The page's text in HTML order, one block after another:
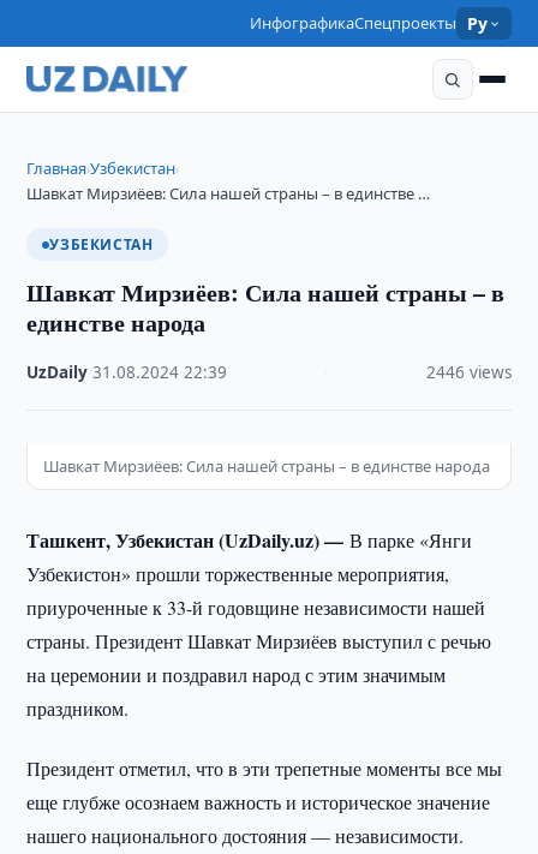
ИнфографикаСпецпроекты Ру
Главная›Узбекистан›
Шавкат Мирзиёев: Сила нашей страны – в единстве …
УЗБЕКИСТАН
Шавкат Мирзиёев: Сила нашей страны – в
единстве народа
UzDaily ·31.08.2024 ·22:39 2446 views
Шавкат Мирзиёев: Сила нашей страны – в единстве народа
Ташкент, Узбекистан (UzDaily.uz) —В парке «Янги
Узбекистон» прошли торжественные мероприятия,
приуроченные к 33-й годовщине независимости нашей
страны. Президент Шавкат Мирзиёев выступил с речью
на церемонии и поздравил народ с этим значимым
праздником.
Президент отметил, что в эти трепетные моменты все мы
еще глубже осознаем важность и историческое значение
нашего национального достояния — независимости.